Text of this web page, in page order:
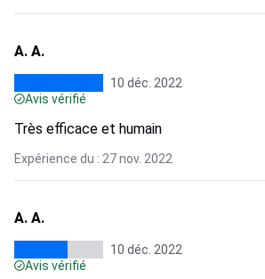
A. A.
10 déc. 2022
Avis vérifié
Très efficace et humain
Expérience du : 27 nov. 2022
A. A.
10 déc. 2022
Avis vérifié